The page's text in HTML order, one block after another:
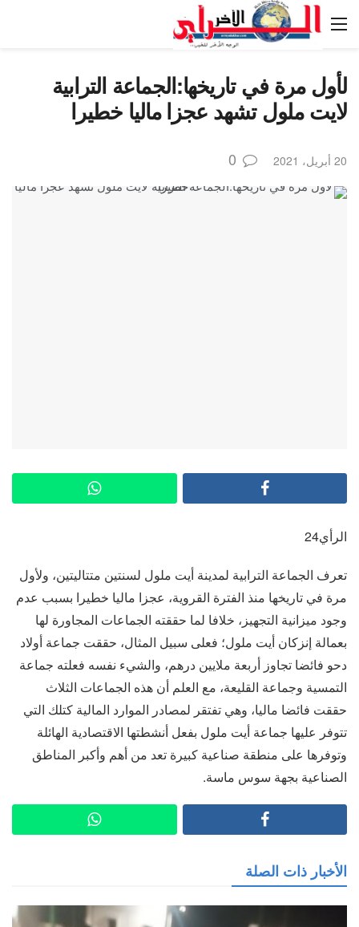
لأول مرة في تاريخها:الجماعة الترابية
لايت ملول تشهد عجزا ماليا خطيرا
20 أبريل، 2021 0
الرأي24
تعرف الجماعة الترابية لمدينة أيت ملول لسنتين متتاليتين، ولأول
مرة في تاريخها منذ الفترة القروية، عجزا ماليا خطيرا بسبب عدم
وجود ميزانية التجهيز، خلافا لما حققته الجماعات المجاورة لها
بعمالة إنزكان أيت ملول؛ فعلى سبيل المثال، حققت جماعة أولاد
دحو فائضا تجاوز أربعة ملايين درهم، والشيء نفسه فعلته جماعة
التمسية وجماعة القليعة، مع العلم أن هذه الجماعات الثلاث
حققت فائضا ماليا، وهي تفتقر لمصادر الموارد المالية كتلك التي
تتوفر عليها جماعة أيت ملول بفعل أنشطتها الاقتصادية الهائلة
وتوفرها على منطقة صناعية كبيرة تعد من أهم وأكبر المناطق
الصناعية بجهة سوس ماسة.
الأخبار ذات الصلة